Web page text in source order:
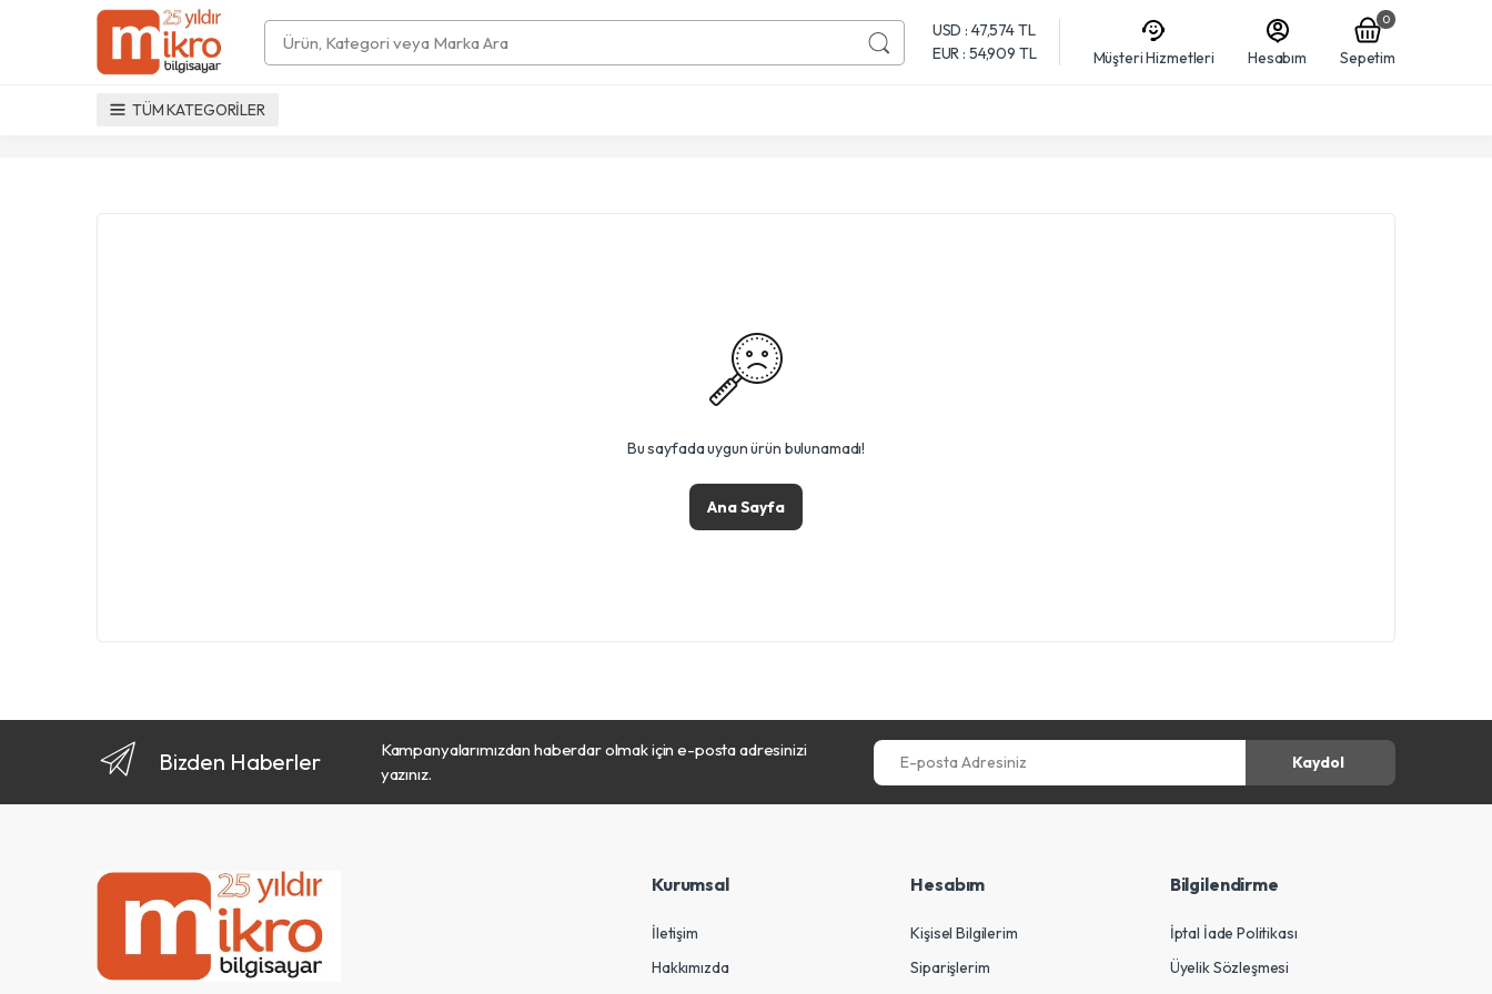
Search
USD : 47,574 TL
EUR : 54,909 TL
Müşteri Hizmetleri Hesabım
0
Sepetim
TÜM KATEGORİLER
Bu sayfada uygun ürün bulunamadı!
Ana Sayfa
Bizden Haberler
Kampanyalarımızdan haberdar olmak için e-posta adresinizi
yazınız.
E-posta Adresiniz
Kaydol
Kurumsal
İletişim
Hakkımızda
Hesabım
Kişisel Bilgilerim
Siparişlerim
Bilgilendirme
İptal İade Politikası
Üyelik Sözleşmesi